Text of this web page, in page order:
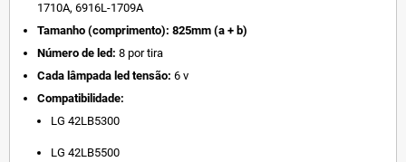
1710A, 6916L-1709A
Tamanho (comprimento): 825mm (a + b)
Número de led: 8 por tira
Cada lâmpada led tensão: 6 v
Compatibilidade:
LG 42LB5300
LG 42LB5500